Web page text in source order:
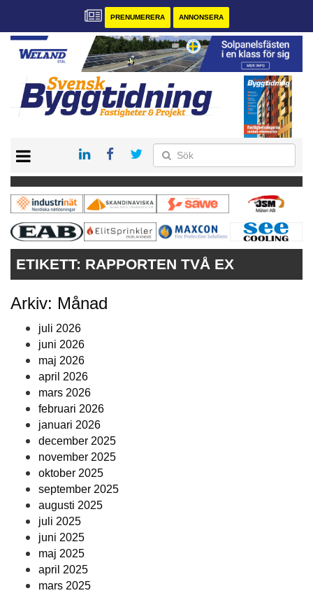
PRENUMERERA ANNONSERA
PRENUMERERA
VÅRA ANDRA MAGASIN
ANNONSERA
KONTAKT
ETIKETT: RAPPORTEN TVÅ EX
Arkiv: Månad
juli 2026
juni 2026
maj 2026
april 2026
mars 2026
februari 2026
januari 2026
december 2025
november 2025
oktober 2025
september 2025
augusti 2025
juli 2025
juni 2025
maj 2025
april 2025
mars 2025